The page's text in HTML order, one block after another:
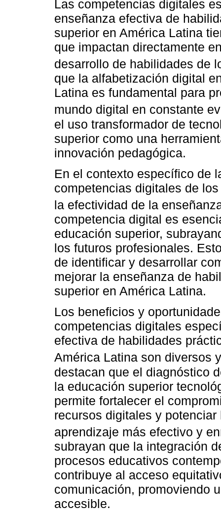
Las competencias digitales
enseñanza efectiva de
superior en América Latina
que impactan directamente
desarrollo de habilidades de
que la alfabetización digital
Latina es fundamental para
mundo digital en constante
el uso transformador de
superior como una
innovación pedagógica.
En el contexto específico de
competencias digitales de
la efectividad de la
competencia digital es
educación superior,
los futuros profesionales.
de identificar y desarrollar
mejorar la enseñanza de
superior en América Latina.
Los beneficios y
competencias digitales
efectiva de habilidades
América Latina son diversos
destacan que el diagnóstico
la educación superior
permite fortalecer el
recursos digitales y
aprendizaje más efectivo y
subrayan que la integración
procesos educativos
contribuye al acceso
comunicación, promoviendo
accesible.